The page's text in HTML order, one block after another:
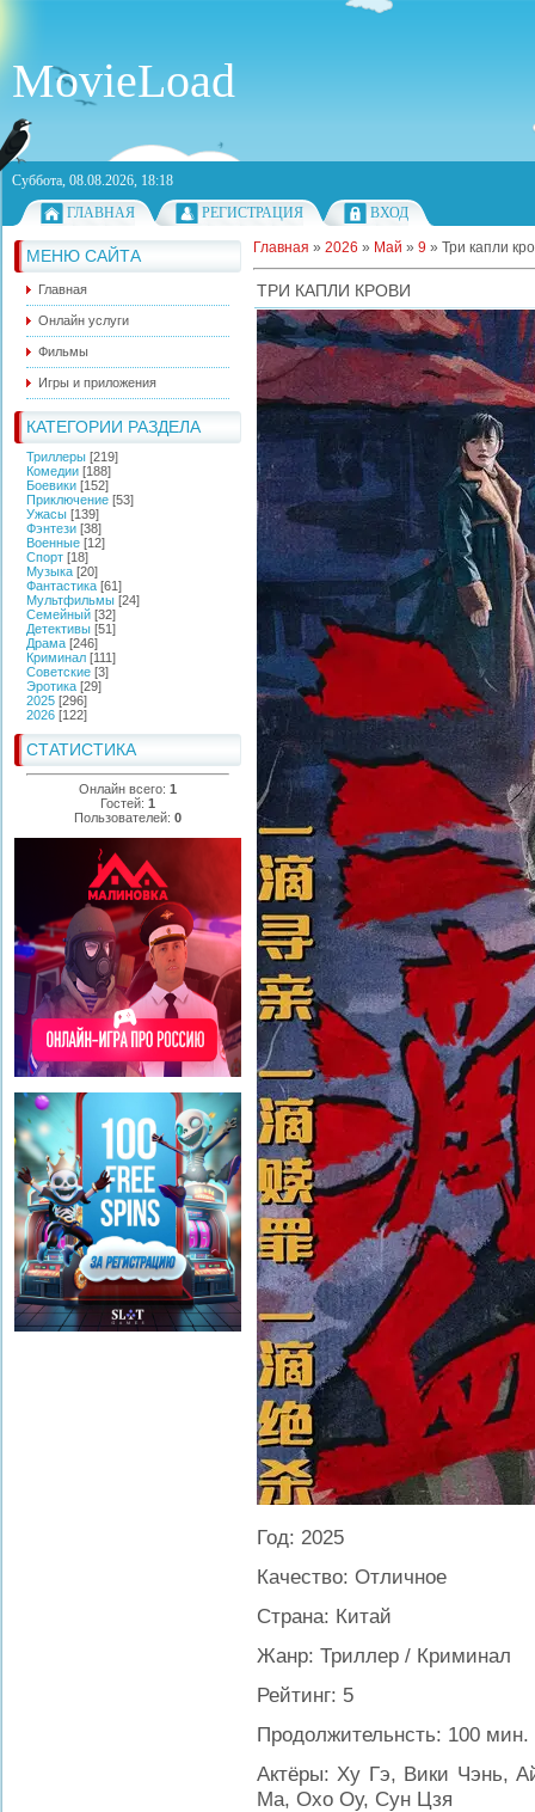
MovieLoad
Суббота, 08.08.2026, 18:18
ГЛАВНАЯ
РЕГИСТРАЦИЯ ВХОД
МЕНЮ САЙТА
Главная
Онлайн услуги
Фильмы
Игры и приложения
КАТЕГОРИИ РАЗДЕЛА
Триллеры [219]
Комедии [188]
Боевики [152]
Приключение [53]
Ужасы [139]
Фэнтези [38]
Военные [12]
Спорт [18]
Музыка [20]
Фантастика [61]
Мультфильмы [24]
Семейный [32]
Детективы [51]
Драма [246]
Криминал [111]
Советские [3]
Эротика [29]
2025 [296]
2026 [122]
СТАТИСТИКА
Онлайн всего: 1
Гостей: 1
Пользователей: 0
Главная » 2026 » Май » 9 » Три капли
ТРИ КАПЛИ КРОВИ
Год: 2025
Качество: Отличное
Страна: Китай
Жанр: Триллер / Криминал
Рейтинг: 5
Продолжительнсть: 100 мин.
Актёры: Ху Гэ, Вики Чэнь,
Ma, Охо Оу, Сун Цзя